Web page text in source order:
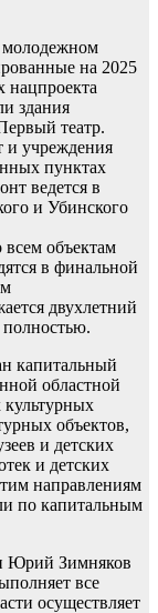
молодежном
на 2025
здания
театр.
и учреждения
пунктах
ведется в
и Убинского
объектам
в финальной
двухлетний
капитальный
областной
объектов,
и детских
и детских
направлениям
по капитальным
Юрий Зимняков
все
осуществляет